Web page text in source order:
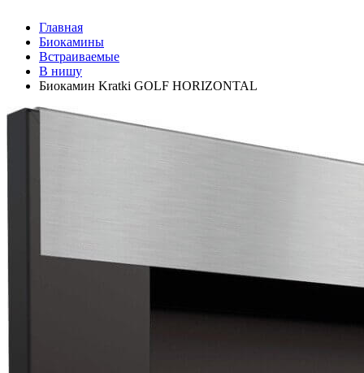
Главная
Биокамины
Встраиваемые
В нишу
Биокамин Kratki GOLF HORIZONTAL